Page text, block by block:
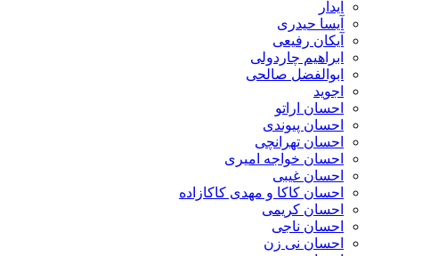
آیدار
آیسا حیدری
آیکان رفیعی
ابراهیم چاردولی
ابوالفضل صالحی
اجوید
احسان اراتو
احسان پیوندی
احسان تهرانچی
احسان خواجه امیری
احسان غیبی
احسان کاکا و مهدی کاکازاده
احسان کریمی
احسان ناجی
احسان نی زن